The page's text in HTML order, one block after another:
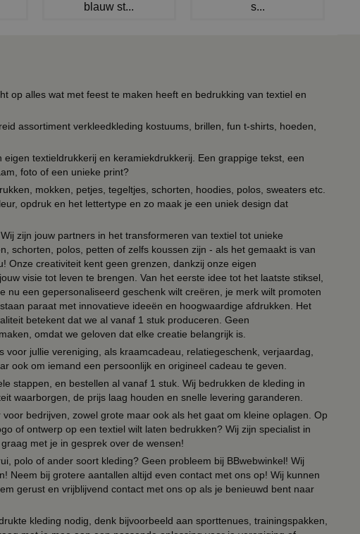
blauw st...
s...
op alles wat met feest te maken heeft en bedrukking van textiel en
assortiment verkleedkleding kostuums, brillen, fun t-shirts, hoeden,
textieldrukkerij en keramiekdrukkerij. Een grappige tekst, een
foto of een unieke print?
mokken, petjes, tegeltjes, schorten, hoodies, polos, sweaters etc.
opdruk en het lettertype en zo maak je een uniek design dat
zijn jouw partners in het transformeren van textiel tot unieke
schorten, polos, petten of zelfs koussen zijn - als het gemaakt is van
Onze creativiteit kent geen grenzen, dankzij onze eigen
visie tot leven te brengen. Van het eerste idee tot het laatste stiksel,
nu een gepersonaliseerd geschenk wilt creëren, je merk wilt promoten
paraat met innovatieve ideeën en hoogwaardige afdrukken. Het
betekent dat we al vanaf 1 stuk produceren. Geen
omdat we geloven dat elke creatie belangrijk is.
voor jullie vereniging, als kraamcadeau, relatiegeschenk, verjaardag,
ook om iemand een persoonlijk en origineel cadeau te geven.
stappen, en bestellen al vanaf 1 stuk. Wij bedrukken de kleding in
waarborgen, de prijs laag houden en snelle levering garanderen.
bedrijven, zowel grote maar ook als het gaat om kleine oplagen. Op
of ontwerp op een textiel wilt laten bedrukken? Wij zijn specialist in
met je in gesprek over de wensen!
polo of ander soort kleding? Geen probleem bij BBwebwinkel! Wij
Neem bij grotere aantallen altijd even contact met ons op! Wij kunnen
gerust en vrijblijvend contact met ons op als je benieuwd bent naar
kleding nodig, denk bijvoorbeeld aan sporttenues, trainingspakken,